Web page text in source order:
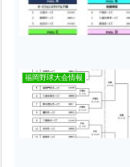
福岡野球大会情報